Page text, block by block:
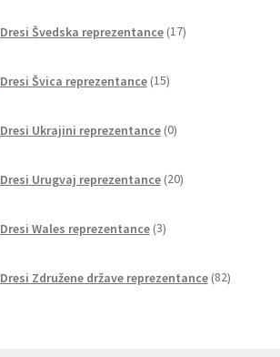
Dresi Švedska reprezentance 17izdelkov
Dresi Švica reprezentance 15izdelkov
Dresi Ukrajini reprezentance 0izdelkov
Dresi Urugvaj reprezentance 20izdelkov
Dresi Wales reprezentance 3izdelki
Dresi Združene države reprezentance 82izdelkov